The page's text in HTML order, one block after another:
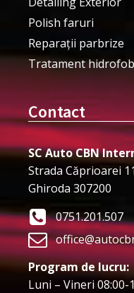
Polish faruri
Reparații parbrize
Tratament
Contact
SC Auto CBN
Strada Căprioarei 11
Ghiroda 307200
0751.201.507
Program de lucru:
Luni – Vineri 08:00-